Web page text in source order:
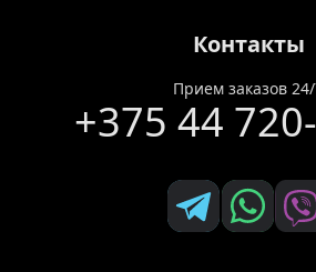
Контакты
Прием заказов
+375 44